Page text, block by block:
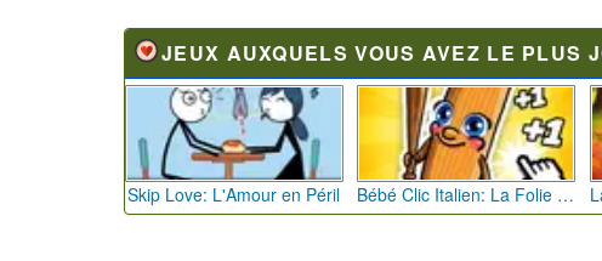
JEUX AUXQUELS VOUS AVEZ LE PLUS
Skip Love: L'Amour en Péril Bébé Clic Italien: La Folie des Petits Bambins